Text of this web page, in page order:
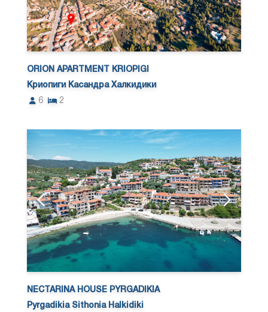
ORION APARTMENT KRIOPIGI
Криопиги Касандра Халкидики
6
2
NECTARINA HOUSE PYRGADIKIA
Pyrgadikia Sithonia Halkidiki